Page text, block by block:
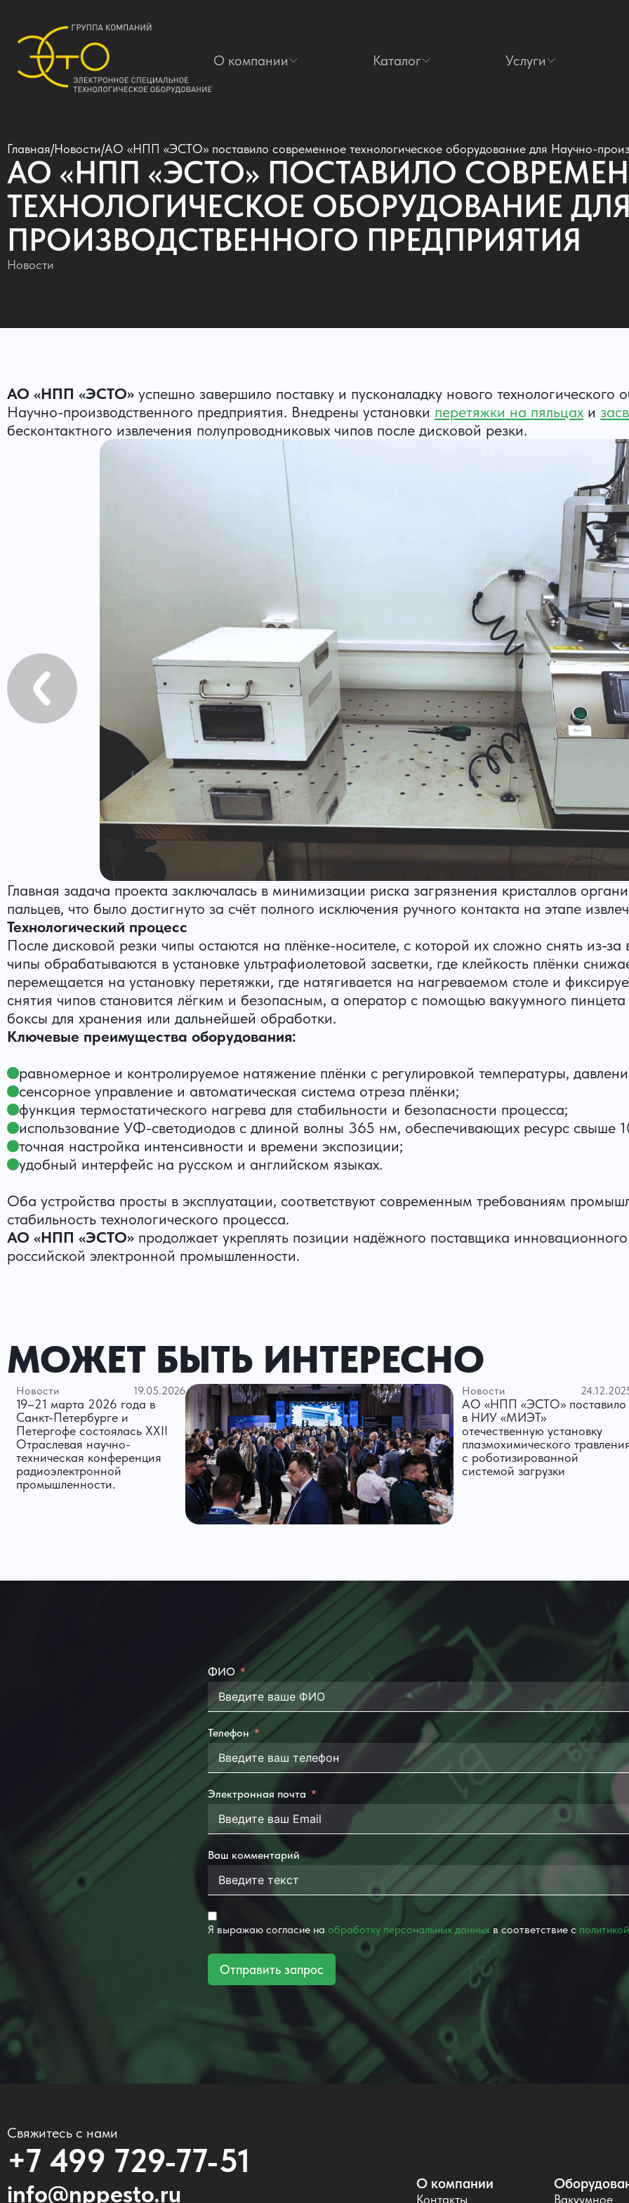
О компании Каталог Услуги
Главная/Новости/АО «НПП «ЭСТО» поставило современное технологическое оборудование для Научно-
АО «НПП «ЭСТО» ПОСТАВИЛО
ТЕХНОЛОГИЧЕСКОЕ ОБОРУДОВАНИЕ
ПРОИЗВОДСТВЕННОГО ПРЕДПРИЯТИЯ
Новости
АО «НПП «ЭСТО» успешно завершило поставку и пусконаладку нового
Научно-производственного предприятия. Внедрены установки перетяжки на пяльцах и
бесконтактного извлечения полупроводниковых чипов после дисковой резки.
Главная задача проекта заключалась в минимизации риска загрязнения кристаллов
пальцев, что было достигнуто за счёт полного исключения ручного контакта на этапе
Технологический процесс
После дисковой резки чипы остаются на плёнке-носителе, с которой их сложно снять из-
чипы обрабатываются в установке ультрафиолетовой засветки, где клейкость плёнки
перемещается на установку перетяжки, где натягивается на нагреваемом столе и
снятия чипов становится лёгким и безопасным, а оператор с помощью вакуумного
боксы для хранения или дальнейшей обработки.
Ключевые преимущества оборудования:
равномерное и контролируемое натяжение плёнки с регулировкой температуры,
сенсорное управление и автоматическая система отреза плёнки;
функция термостатического нагрева для стабильности и безопасности процесса;
использование УФ-светодиодов с длиной волны 365 нм, обеспечивающих ресурс свыше
точная настройка интенсивности и времени экспозиции;
удобный интерфейс на русском и английском языках.
Оба устройства просты в эксплуатации, соответствуют современным требованиям
стабильность технологического процесса.
АО «НПП «ЭСТО» продолжает укреплять позиции надёжного поставщика
российской электронной промышленности.
МОЖЕТ БЫТЬ ИНТЕРЕСНО
Новости 19.05.2026
19–21 марта 2026 года в
Санкт-Петербурге и
Петергофе состоялась XXII
Отраслевая научно-
техническая конференция
радиоэлектронной
промышленности.
Новости
АО «НПП «ЭСТО» поставило
в НИУ «МИЭТ»
отечественную установку
плазмохимического
с роботизированной
системой загрузки
ФИО
Телефон
Электронная почта
Ваш комментарий
Я выражаю согласие на обработку персональных данныхв соответствие с
Отправить запрос
Свяжитесь с нами
+7 499 729-77-51
info@nppesto.ru О компании
Контакты Вакуумное